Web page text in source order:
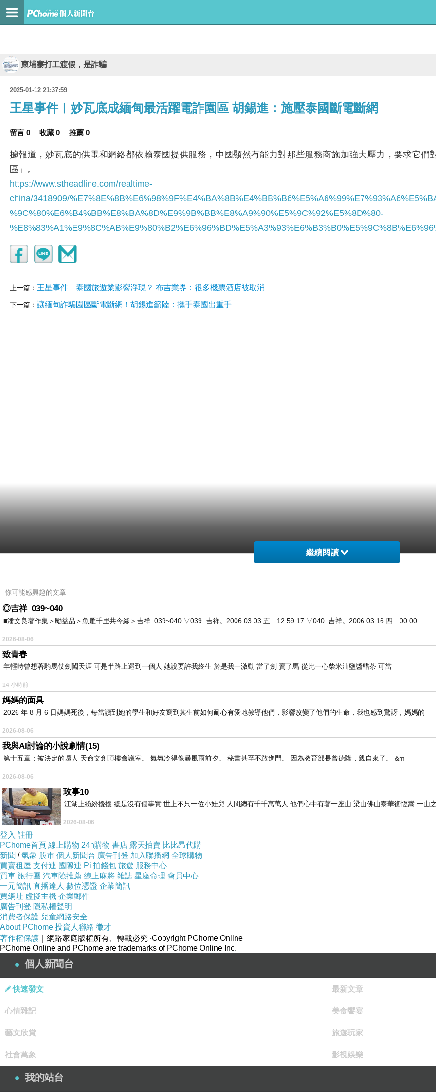
柬埔寨打工渡假，是詐騙
2025-01-12 21:37:59
王星事件︱妙瓦底成緬甸最活躍電詐園區 胡錫進：施壓泰國斷電斷網
留言 0 收藏 0 推薦 0
據報道，妙瓦底的供電和網絡都依賴泰國提供服務，中國顯然有能力對那些服務商施加強大壓力，要求它
區」。
https://www.stheadline.com/realtime-
china/3418909/
%9C%80%E6%B4%BB%E8%BA%8D%E9%9B%BB%E8%A9%90%E5%9C%92%E5%8D%80-
上一篇： 王星事件︱泰國旅遊業影響浮現？ 布吉業界：很多機票酒店被取消
下一篇： 讓緬甸詐騙園區斷電斷網！胡錫進籲陸：攜手泰國出重手
繼續閱讀
你可能感興趣的文章
◎吉祥_039~040
■潘文良著作集＞勵益品＞魚雁千里共今緣＞吉祥_039~040 ▽039_吉祥。2006.03.03.五 12:59:17 ▽040_吉祥。2006.03.16.四 00:00:
2026-08-06
致青春
年輕時曾想著騎馬仗劍闖天涯 可是半路上遇到一個人 她說要許我終生 於是我一激動 當了劍 賣了馬 從此一心柴米油鹽醬醋茶 可當
14 小時前
媽媽的面具
2026 年 8 月 6 日媽媽死後，每當讀到她的學生和好友寫到其生前如何耐心有愛地教導他們，影響改變了他們的生命，我也感到驚訝，媽媽的
2026-08-06
我與AI討論的小說劇情(15)
第十五章：被決定的壞人 天命文創頂樓會議室。 氣氛冷得像暴風雨前夕。 秘書甚至不敢進門。 因為教育部長曾德隆，親自來了。 &m
2026-08-06
玫事10
江湖上紛紛擾擾 總是沒有個事實 世上不只一位小娃兒 人間總有千千萬萬人 他們心中有著一座山 梁山佛山泰華衡恆嵩 一山
2026-08-06
登入 註冊
PChome首頁 線上購物 24h購物 書店 露天拍賣 比比昂代購
新聞 /氣象 股市 個人新聞台 廣告刊登 加入聯播網 全球購物
買賣租屋 支付連 國際連 Pi 拍錢包 旅遊 服務中心
買車 旅行團 汽車險推薦 線上麻將 雜誌 星座命理 會員中心
一元簡訊 直播達人 數位憑證 企業簡訊
買網址 虛擬主機 企業郵件
廣告刊登 隱私權聲明
消費者保護 兒童網路安全
About PChome 投資人聯絡 徵才
著作權保護 ｜網路家庭版權所有、轉載必究 ‧Copyright PChome Online
PChome Online and PChome are trademarks of PChome Online Inc.
個人新聞台
快速發文 最新文章
心情雜記 美食饗宴
藝文欣賞 旅遊玩家
社會萬象 影視娛樂
我的站台